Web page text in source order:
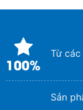
Từ các
Sản